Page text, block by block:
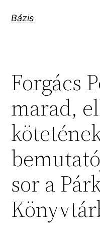
Bázis
Forgács
marad,
sor a